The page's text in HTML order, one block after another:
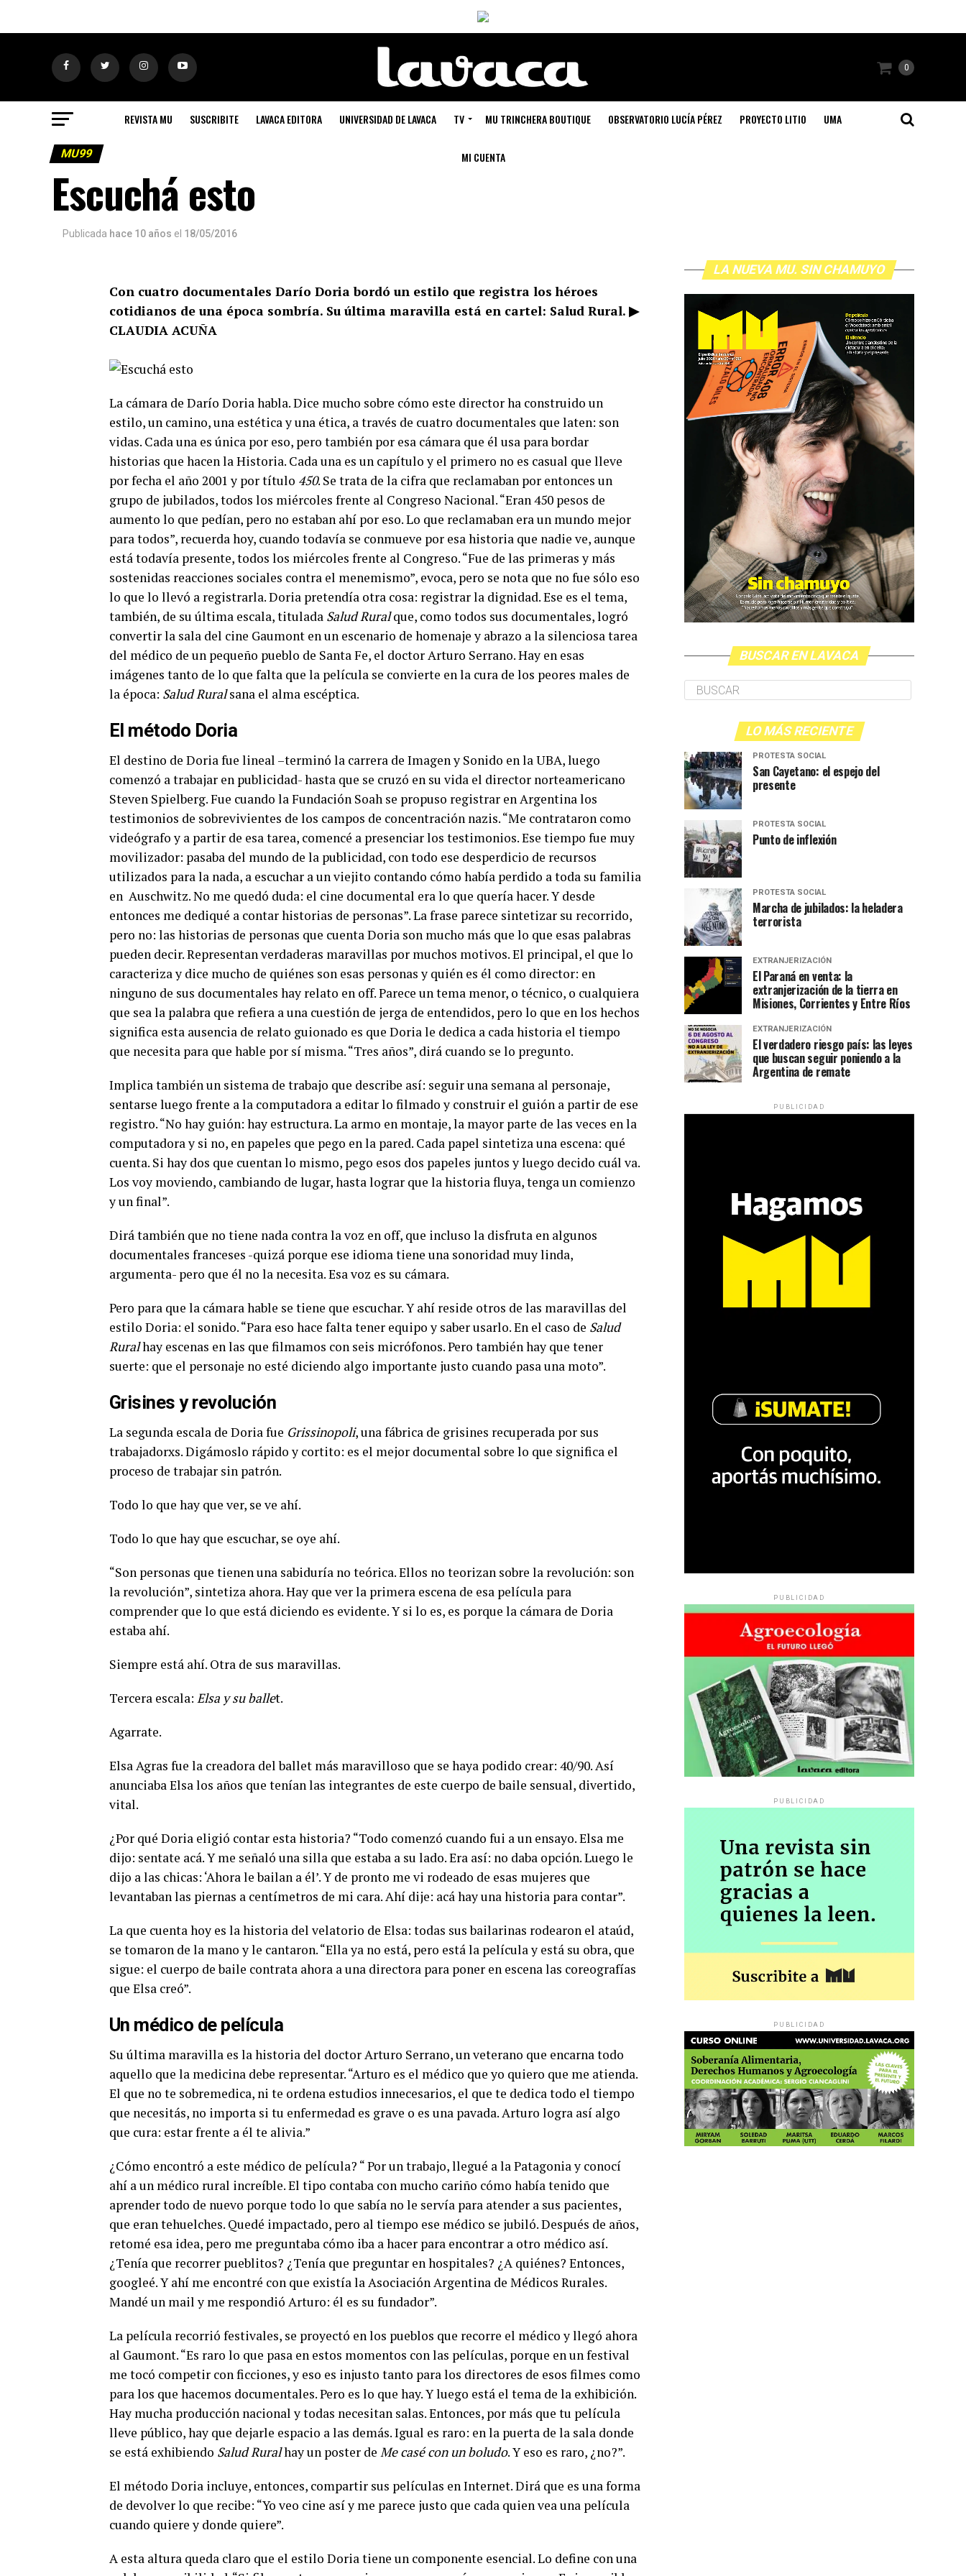
0
REVISTA MU SUSCRIBITE LAVACA EDITORA UNIVERSIDAD DE LAVACA TV MU TRINCHERA BOUTIQUE OBSERVATORIO LUCÍA PÉREZ PROYECTO LITIO UMA
MI CUENTA
MU99
Escuchá esto
Publicada hace 10 años el 18/05/2016
Con cuatro documentales Darío Doria bordó un estilo que registra los héroes
cotidianos de una época sombría. Su última maravilla está en cartel: Salud Rural. ▶
CLAUDIA ACUÑA
La cámara de Darío Doria habla. Dice mucho sobre cómo este director ha construido un
estilo, un camino, una estética y una ética, a través de cuatro documentales que laten: son
vidas. Cada una es única por eso, pero también por esa cámara que él usa para bordar
historias que hacen la Historia. Cada una es un capítulo y el primero no es casual que lleve
por fecha el año 2001 y por título 450. Se trata de la cifra que reclamaban por entonces un
grupo de jubilados, todos los miércoles frente al Congreso Nacional. “Eran 450 pesos de
aumento lo que pedían, pero no estaban ahí por eso. Lo que reclamaban era un mundo mejor
para todos”, recuerda hoy, cuando todavía se conmueve por esa historia que nadie ve, aunque
está todavía presente, todos los miércoles frente al Congreso.“Fue de las primeras y más
sostenidas reacciones sociales contra el menemismo”, evoca, pero se nota que no fue sólo eso
lo que lo llevó a registrarla. Doria pretendía otra cosa: registrar la dignidad.Ese es el tema,
también, de su última escala, titulada Salud Ruralque, como todos sus documentales, logró
convertir la sala del cine Gaumont en un escenario de homenaje y abrazo a la silenciosa tarea
del médico de un pequeño pueblo de Santa Fe, el doctor Arturo Serrano. Hay en esas
imágenes tanto de lo que falta que la película se convierte en la cura de los peores males de
la época: Salud Ruralsana el alma escéptica.
El método Doria
El destino de Doria fue lineal –terminó la carrera de Imagen y Sonido en la UBA, luego
comenzó a trabajar en publicidad- hasta que se cruzó en su vida el director norteamericano
Steven Spielberg. Fue cuando la Fundación Soah se propuso registrar en Argentina los
testimonios de sobrevivientes de los campos de concentración nazis. “Me contrataron como
videógrafo y a partir de esa tarea, comencé a presenciar los testimonios. Ese tiempo fue muy
movilizador: pasaba del mundo de la publicidad, con todo ese desperdicio de recursos
utilizados para la nada, a escuchar a un viejito contando cómo había perdido a toda su familia
en Auschwitz. No me quedó duda: el cine documental era lo que quería hacer. Y desde
entonces me dediqué a contar historias de personas”. La frase parece sintetizar su recorrido,
pero no: las historias de personas que cuenta Doria son mucho más que lo que esas palabras
pueden decir. Representan verdaderas maravillas por muchos motivos. El principal, el que lo
caracteriza y dice mucho de quiénes son esas personas y quién es él como director: en
ninguno de sus documentales hay relato en off. Parece un tema menor, o técnico, o cualquiera
que sea la palabra que refiera a una cuestión de jerga de entendidos, pero lo que en los hechos
significa esta ausencia de relato guionado es que Doria le dedica a cada historia el tiempo
que necesita para que hable por sí misma. “Tres años”, dirá cuando se lo pregunto.
Implica también un sistema de trabajo que describe así: seguir una semana al personaje,
sentarse luego frente a la computadora a editar lo filmado y construir el guión a partir de ese
registro.“No hay guión: hay estructura. La armo en montaje, la mayor parte de las veces en la
computadora y si no, en papeles que pego en la pared. Cada papel sintetiza una escena: qué
cuenta. Si hay dos que cuentan lo mismo, pego esos dos papeles juntos y luego decido cuál va.
Los voy moviendo, cambiando de lugar, hasta lograr que la historia fluya, tenga un comienzo
y un final”.
Dirá también que no tiene nada contra la voz en off, que incluso la disfruta en algunos
documentales franceses -quizá porque ese idioma tiene una sonoridad muy linda,
argumenta- pero que él no la necesita. Esa voz es su cámara.
Pero para que la cámara hable se tiene que escuchar. Y ahí reside otros de las maravillas del
estilo Doria: el sonido. “Para eso hace falta tener equipo y saber usarlo. En el caso de Salud
Ruralhay escenas en las que filmamos con seis micrófonos. Pero también hay que tener
suerte: que el personaje no esté diciendo algo importante justo cuando pasa una moto”.
Grisines y revolución
La segunda escala de Doria fue Grissinopoli, una fábrica de grisines recuperada por sus
trabajadorxs. Digámoslo rápido y cortito: es el mejor documental sobre lo que significa el
proceso de trabajar sin patrón.
Todo lo que hay que ver, se ve ahí.
Todo lo que hay que escuchar, se oye ahí.
“Son personas que tienen una sabiduría no teórica. Ellos no teorizan sobre la revolución: son
la revolución”, sintetiza ahora. Hay que ver la primera escena de esa película para
comprender que lo que está diciendo es evidente. Y si lo es, es porque la cámara de Doria
estaba ahí.
Siempre está ahí. Otra de sus maravillas.
Tercera escala: Elsa y su ballet.
Agarrate.
Elsa Agras fue la creadora del ballet más maravilloso que se haya podido crear: 40/90. Así
anunciaba Elsa los años que tenían las integrantes de este cuerpo de baile sensual, divertido,
vital.
¿Por qué Doria eligió contar esta historia? “Todo comenzó cuando fui a un ensayo. Elsa me
dijo: sentate acá. Y me señaló una silla que estaba a su lado. Era así: no daba opción. Luego le
dijo a las chicas: ‘Ahora le bailan a él’. Y de pronto me vi rodeado de esas mujeres que
levantaban las piernas a centímetros de mi cara. Ahí dije: acá hay una historia para contar”.
La que cuenta hoy es la historia del velatorio de Elsa: todas sus bailarinas rodearon el ataúd,
se tomaron de la mano y le cantaron. “Ella ya no está, pero está la película y está su obra, que
sigue: el cuerpo de baile contrata ahora a una directora para poner en escena las coreografías
que Elsa creó”.
Un médico de película
Su última maravilla es la historia del doctor Arturo Serrano, un veterano que encarna todo
aquello que la medicina debe representar. “Arturo es el médico que yo quiero que me atienda.
El que no te sobremedica, ni te ordena estudios innecesarios, el que te dedica todo el tiempo
que necesitás, no importa si tu enfermedad es grave o es una pavada. Arturo logra así algo
que cura: estar frente a él te alivia.”
¿Cómo encontró a este médico de película? “ Por un trabajo, llegué a la Patagonia y conocí
ahí a un médico rural increíble. El tipo contaba con mucho cariño cómo había tenido que
aprender todo de nuevo porque todo lo que sabía no le servía para atender a sus pacientes,
que eran tehuelches. Quedé impactado, pero al tiempo ese médico se jubiló. Después de años,
retomé esa idea, pero me preguntaba cómo iba a hacer para encontrar a otro médico así.
¿Tenía que recorrer pueblitos? ¿Tenía que preguntar en hospitales? ¿A quiénes? Entonces,
googleé. Y ahí me encontré con que existía la Asociación Argentina de Médicos Rurales.
Mandé un mail y me respondió Arturo: él es su fundador”.
La película recorrió festivales, se proyectó en los pueblos que recorre el médico y llegó ahora
al Gaumont. “Es raro lo que pasa en estos momentos con las películas, porque en un festival
me tocó competir con ficciones, y eso es injusto tanto para los directores de esos filmes como
para los que hacemos documentales. Pero es lo que hay. Y luego está el tema de la exhibición.
Hay mucha producción nacional y todas necesitan salas. Entonces, por más que tu película
lleve público, hay que dejarle espacio a las demás. Igual es raro: en la puerta de la sala donde
se está exhibiendo Salud Ruralhay un poster de Me casé con un boludo. Y eso es raro, ¿no?”.
El método Doria incluye, entonces, compartir sus películas en Internet. Dirá que es una forma
de devolver lo que recibe: “Yo veo cine así y me parece justo que cada quien vea una película
cuando quiere y donde quiere”.
A esta altura queda claro que el estilo Doria tiene un componente esencial. Lo define con una
LA NUEVA MU. SIN CHAMUYO
BUSCAR EN LAVACA
LO MÁS RECIENTE
PROTESTA SOCIAL
San Cayetano: el espejo del
presente
PROTESTA SOCIAL
Punto de inflexión
PROTESTA SOCIAL
Marcha de jubilados: la heladera
terrorista
EXTRANJERIZACIÓN
El Paraná en venta: la
extranjerización de la tierra en
Misiones, Corrientes y Entre Ríos
EXTRANJERIZACIÓN
El verdadero riesgo país: las leyes
que buscan seguir poniendo a la
Argentina de remate
PUBLICIDAD
PUBLICIDAD
PUBLICIDAD
PUBLICIDAD